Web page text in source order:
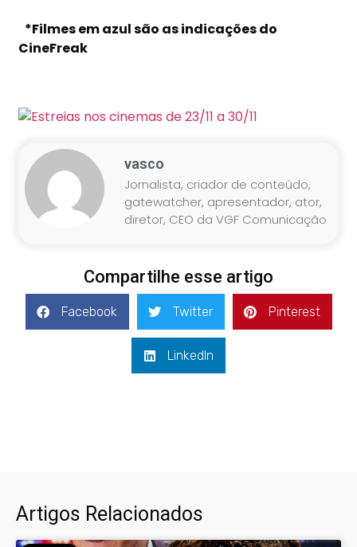
*Filmes em azul são as indicações do
CineFreak
vasco
Jornalista, criador de conteúdo,
gatewatcher, apresentador, ator,
diretor, CEO da VGF Comunicação
Compartilhe esse artigo
Facebook Twitter Pinterest
LinkedIn
Artigos Relacionados